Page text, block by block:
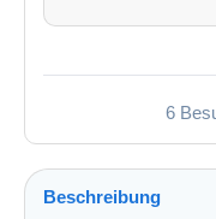
6
Beschreibung